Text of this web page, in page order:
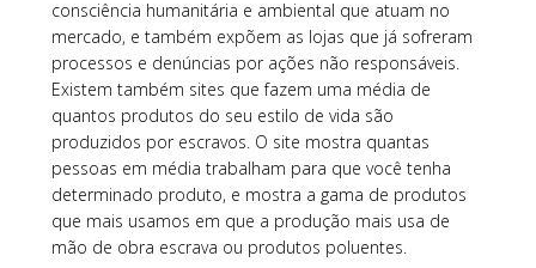
consciência humanitária e ambiental que atuam no
mercado, e também expõem as lojas que já sofreram
processos e denúncias por ações não responsáveis.
Existem também sites que fazem uma média de
quantos produtos do seu estilo de vida são
produzidos por escravos. O site mostra quantas
pessoas em média trabalham para que você tenha
determinado produto, e mostra a gama de produtos
que mais usamos em que a produção mais usa de
mão de obra escrava ou produtos poluentes.